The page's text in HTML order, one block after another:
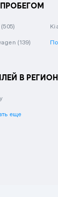
(505)
(139)
В
еще